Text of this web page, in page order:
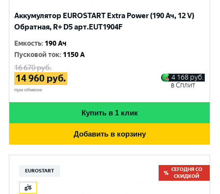
Аккумулятор EUROSTART Extra Power (190 Ач, 12 V)
Обратная, R+ D5 арт.EUT1904F
Емкость: 190 Ач
Пусковой ток: 1150 A
16 670руб.
14 960 руб.
при обмене
4 168 руб.
в Сплит
Купить в 1 клик
Добавить в корзину
EUROSTART
СЕГОДНЯ СО
СКИДКОЙ